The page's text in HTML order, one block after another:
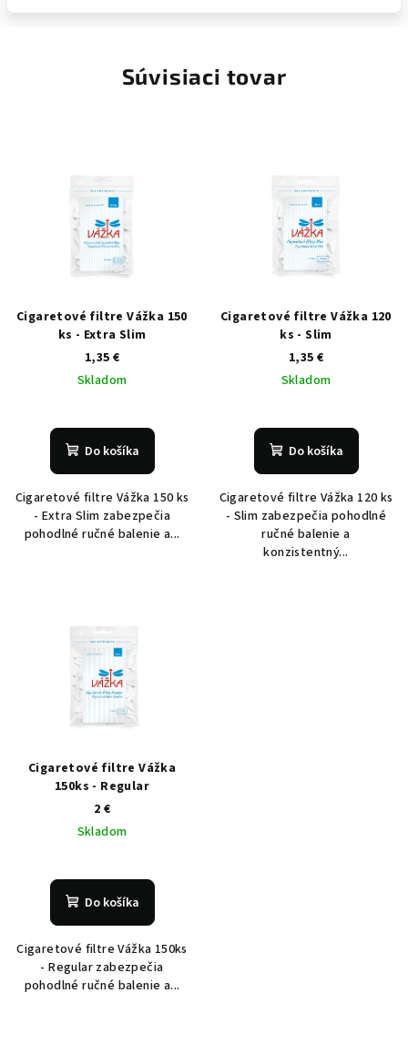
Súvisiaci tovar
Cigaretové filtre Vážka 150
ks - Extra Slim
1,35 €
Skladom
Do košíka
Cigaretové filtre Vážka 150 ks
- Extra Slim zabezpečia
pohodlné ručné balenie a...
Cigaretové filtre Vážka 120
ks - Slim
1,35 €
Skladom
Do košíka
Cigaretové filtre Vážka 120 ks
- Slim zabezpečia pohodlné
ručné balenie a
konzistentný...
Cigaretové filtre Vážka
150ks - Regular
2 €
Skladom
Do košíka
Cigaretové filtre Vážka 150ks
- Regular zabezpečia
pohodlné ručné balenie a...